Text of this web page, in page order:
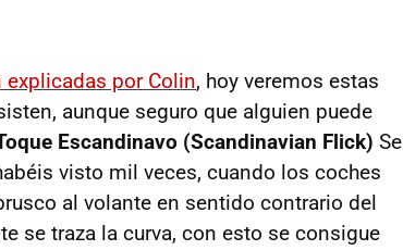
por Colin, hoy veremos estas
aunque seguro que alguien puede
Escandinavo (Scandinavian Flick) Se
visto mil veces, cuando los coches
al volante en sentido contrario del
se traza la curva, con esto se consigue